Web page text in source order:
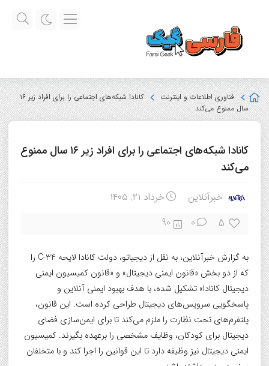
فناوری اطلاعات و اینترنت
کانادا شبکه‌های اجتماعی را برای افراد زیر ۱۶
سال ممنوع می‌کند
کانادا شبکه‌های اجتماعی را برای افراد زیر ۱۶ سال ممنوع
می‌کند
خبرآنلاین خرداد ۲۱, ۱۴۰۵
5
0
90
به گزارش خبرآنلاین، به نقل از دیجیاتو، دولت کانادا لایحه C-34 را
که از دو بخش «قانون ایمنی دیجیتال» و «قانون کمیسیون ایمنی
دیجیتال کانادا» تشکیل شده، با هدف بهبود ایمنی آنلاین و
پاسخگویی سرویس‌های دیجیتال طراحی کرده است. این قانون،
پلتفرم‌های تحت نظارت را ملزم می‌کند تا برای ایمن‌سازی فضای
دیجیتال برای کودکان، وظایف مشخصی را برعهده بگیرند. کمیسیون
ایمنی دیجیتال نیز وظیفه دارد تا این قوانین را اجرا کند و با متخلفان